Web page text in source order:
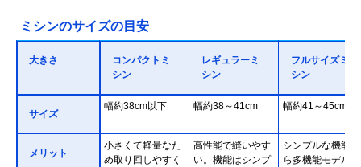
ミシンのサイズの目安
大きさ
コンパクトミ
シン
レギュラーミ
シン
フルサイズミ
シン
サイズ
幅約38cm以下 幅約38～41cm 幅約41～45cm
メリット
小さくて軽量なた
め取り回しやすく
高性能で縫いやす
い。機能はシンプ
シンプルな機能か
ら多機能モデルま